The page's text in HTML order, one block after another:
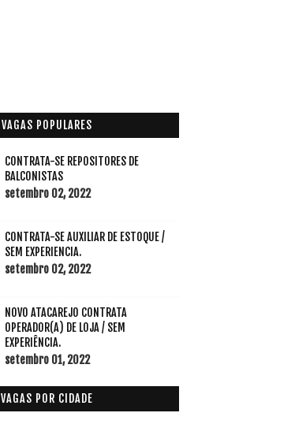
VAGAS POPULARES
CONTRATA-SE REPOSITORES DE
BALCONISTAS
setembro 02, 2022
CONTRATA-SE AUXILIAR DE ESTOQUE /
SEM EXPERIENCIA.
setembro 02, 2022
NOVO ATACAREJO CONTRATA
OPERADOR(A) DE LOJA / SEM
EXPERIÊNCIA.
setembro 01, 2022
VAGAS POR CIDADE